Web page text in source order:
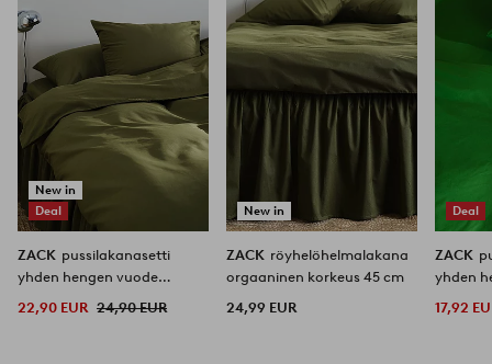
New in
Deal
ZACK pussilakanasetti
yhden hengen vuode
22,90 EUR 24,90 EUR
New in
ZACK röyhelöhelmalakana
orgaaninen korkeus 45 cm
24,99 EUR
Deal
ZACK
yhden
17,92